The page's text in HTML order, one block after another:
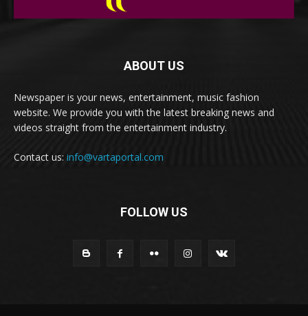
ABOUT US
Newspaper is your news, entertainment, music fashion
website. We provide you with the latest breaking news and
videos straight from the entertainment industry.
Contact us: info@vartaportal.com
FOLLOW US